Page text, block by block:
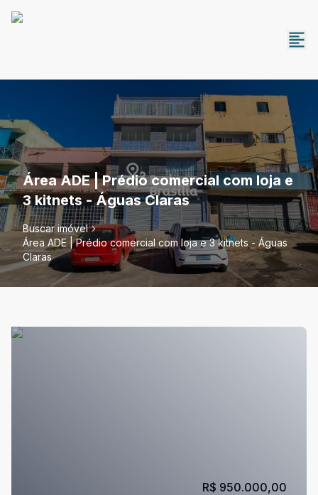
Área ADE | Prédio comercial com loja e
3 kitnets - Águas Claras
Buscar imóvel
Área ADE | Prédio comercial com loja e 3 kitnets - Águas
Claras
R$ 950.000,00